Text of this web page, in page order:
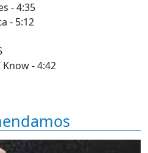
- 4:35
- 5:12
- 4:42